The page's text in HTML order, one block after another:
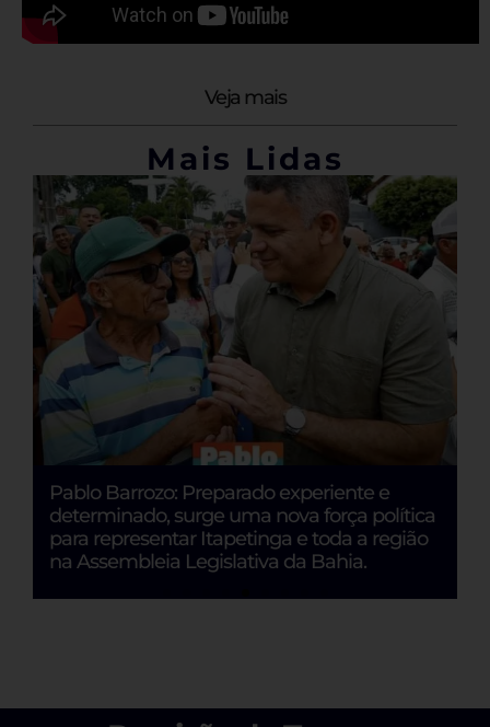
Veja mais
Mais Lidas
Pablo Barrozo: Preparado experiente e
determinado, surge uma nova força política
para representar Itapetinga e toda a região
na Assembleia Legislativa da Bahia.